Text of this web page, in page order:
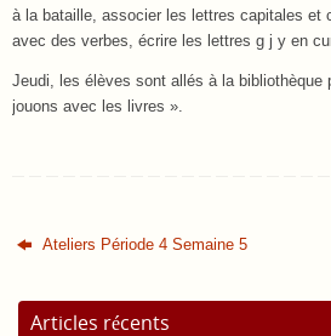
à la bataille, associer les lettres capitales et
avec des verbes, écrire les lettres g j y en
Jeudi, les élèves sont allés à la bibliothèque
jouons avec les livres ».
Ateliers Période 4 Semaine 5
Articles récents